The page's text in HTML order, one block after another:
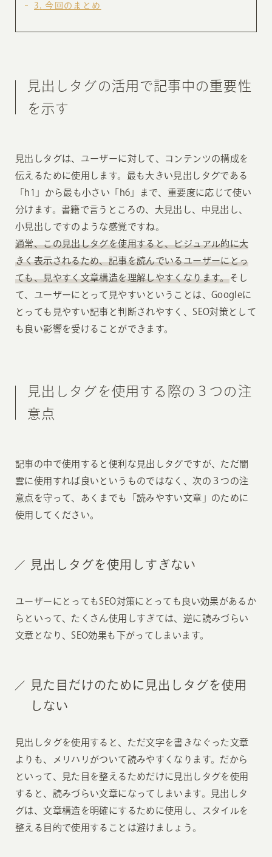
3 今回のまとめ
見出しタグの活用で記事中の重要性
を示す
見出しタグは、ユーザーに対して、コンテンツの構成を
伝えるために使用します。最も大きい見出しタグである
「h1」から最も小さい「h6」まで、重要度に応じて使い
分けます。書籍で言うところの、大見出し、中見出し、
小見出しですのような感覚ですね。
通常、この見出しタグを使用すると、ビジュアル的に大
きく表示されるため、記事を読んでいるユーザーにとっ
ても、見やすく文章構造を理解しやすくなります。そし
て、ユーザーにとって見やすいということは、Googleに
とっても見やすい記事と判断されやすく、SEO対策として
も良い影響を受けることができます。
見出しタグを使用する際の３つの注
意点
記事の中で使用すると便利な見出しタグですが、ただ闇
雲に使用すれば良いというものではなく、次の３つの注
意点を守って、あくまでも「読みやすい文章」のために
使用してください。
見出しタグを使用しすぎない
ユーザーにとってもSEO対策にとっても良い効果があるか
らといって、たくさん使用しすぎては、逆に読みづらい
文章となり、SEO効果も下がってしまいます。
見た目だけのために見出しタグを使用
しない
見出しタグを使用すると、ただ文字を書きなぐった文章
よりも、メリハリがついて読みやすくなります。だから
といって、見た目を整えるためだけに見出しタグを使用
すると、読みづらい文章になってしまいます。見出しタ
グは、文章構造を明確にするために使用し、スタイルを
整える目的で使用することは避けましょう。